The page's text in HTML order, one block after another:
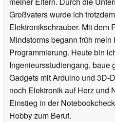
Großvaters wurde ich
Elektronikschrauber. Mit dem
Mindstorms begann früh
Programmierung. Heute bin
Ingenieursstudiengang, baue
Gadgets mit Arduino und 3D-
noch Elektronik auf Herz und
Einstieg in der
Hobby zum Beruf.